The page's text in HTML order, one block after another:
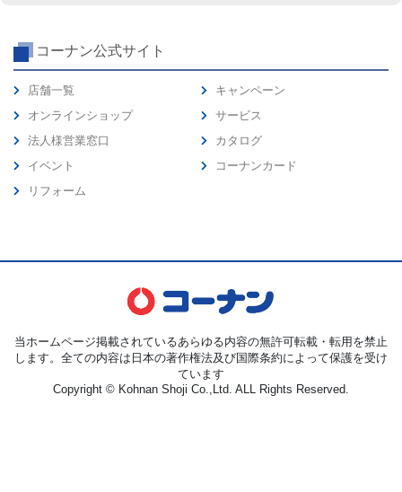
コーナン公式サイト
店舗一覧
オンラインショップ
法人様営業窓口
イベント
リフォーム
キャンペーン
サービス
カタログ
コーナンカード
当ホームページ掲載されているあらゆる内容の無許可転載・転用を禁止
します。全ての内容は日本の著作権法及び国際条約によって保護を受け
ています
Copyright © Kohnan Shoji Co.,Ltd. ALL Rights Reserved.